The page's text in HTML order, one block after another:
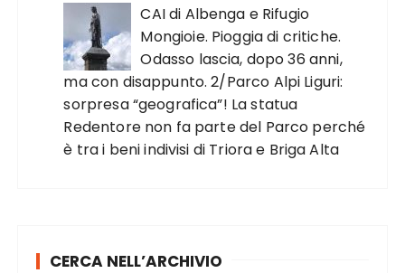
CAI di Albenga e Rifugio
Mongioie. Pioggia di critiche.
Odasso lascia, dopo 36 anni,
ma con disappunto. 2/Parco Alpi Liguri:
sorpresa “geografica”! La statua
Redentore non fa parte del Parco perché
è tra i beni indivisi di Triora e Briga Alta
CERCA NELL’ARCHIVIO